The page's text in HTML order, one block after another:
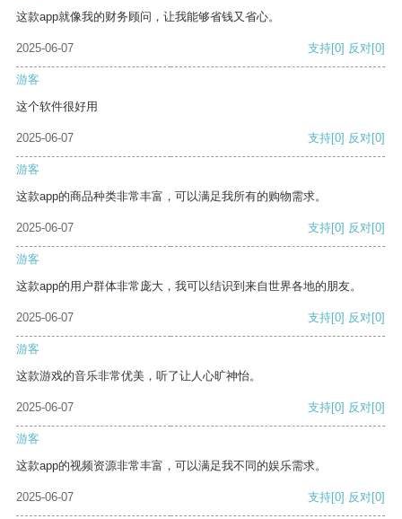
这款app就像我的财务顾问，让我能够省钱又省心。
2025-06-07 支持[0] 反对[0]
游客
这个软件很好用
2025-06-07 支持[0] 反对[0]
游客
这款app的商品种类非常丰富，可以满足我所有的购物需求。
2025-06-07 支持[0] 反对[0]
游客
这款app的用户群体非常庞大，我可以结识到来自世界各地的朋友。
2025-06-07 支持[0] 反对[0]
游客
这款游戏的音乐非常优美，听了让人心旷神怡。
2025-06-07 支持[0] 反对[0]
游客
这款app的视频资源非常丰富，可以满足我不同的娱乐需求。
2025-06-07 支持[0] 反对[0]